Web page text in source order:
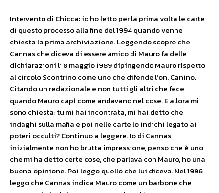
Intervento di Chicca: io ho letto per la prima volta le carte
di questo processo alla fine del 1994 quando venne
chiesta la prima archiviazione. Leggendo scopro che
Cannas che diceva di essere amico di Mauro fa delle
dichiarazioni l’ 8 maggio 1989 dipingendo Mauro rispetto
al circolo Scontrino come uno che difende l’on. Canino.
Citando un redazionale e non tutti gli altri che fece
quando Mauro capì come andavano nel cose. E allora mi
sono chiesta: tu mi hai incontrata, mi hai detto che
indaghi sulla mafia e poi nelle carte lo indichi legato ai
poteri occulti? Continuo a leggere. Io di Cannas
inizialmente non ho brutta impressione, penso che è uno
che mi ha detto certe cose, che parlava con Mauro, ho una
buona opinione. Poi leggo quello che lui diceva. Nel 1996
leggo che Cannas indica Mauro come un barbone che